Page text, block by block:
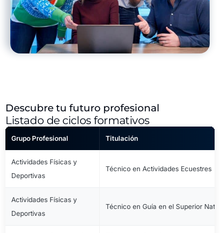
Descubre tu futuro profesional
Listado de ciclos formativos
Grupo Profesional Titulación
Actividades Físicas y
Deportivas
Técnico en Actividades Ecuestres
Actividades Físicas y
Deportivas
Técnico en Guía en el Superior